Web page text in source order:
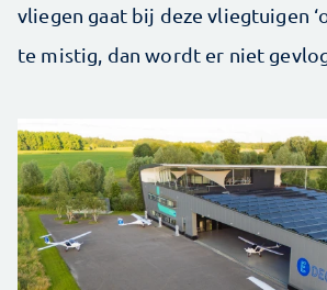
vliegen gaat bij deze vliegtuigen
te mistig, dan wordt er niet